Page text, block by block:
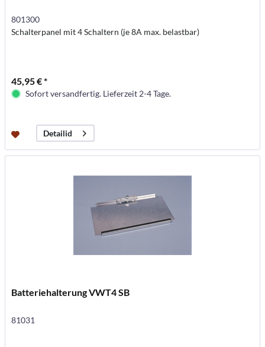
801300
Schalterpanel mit 4 Schaltern (je 8A max. belastbar)
45,95 € *
Sofort versandfertig. Lieferzeit 2-4 Tage.
Detailid
Batteriehalterung VWT4 SB
81031